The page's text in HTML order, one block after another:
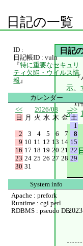
日記の一覧
日記
『
示、
1
示、
ID :
日記帳ID : vuln
『特に重要なセキュリ
ティ欠陥・ウイルス情
報 』
カレンダー
<<
2026/08
>>
日
月 火 水 木 金 土
1
2
3 4 5 6 7
8
9 10 11 12 13 14 15
16 17 18 19 20 21 22
23 24 25 26 27 28 29
30 31
System info
Apache : prefork
Runtime : cgi perl
RDBMS : pseudo DB